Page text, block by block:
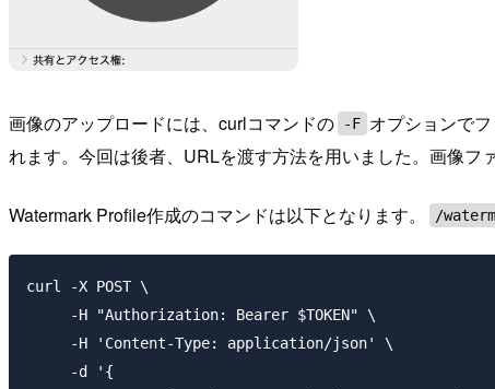
画像のアップロードには、curlコマンドの -F オプションで
れます。今回は後者、URLを渡す方法を用いました。画像フ
Watermark Profile作成のコマンドは以下となります。 /
curl -X POST \
     -H "Authorization: Bearer $TOKEN" \
     -H 'Content-Type: application/json' \
     -d '{